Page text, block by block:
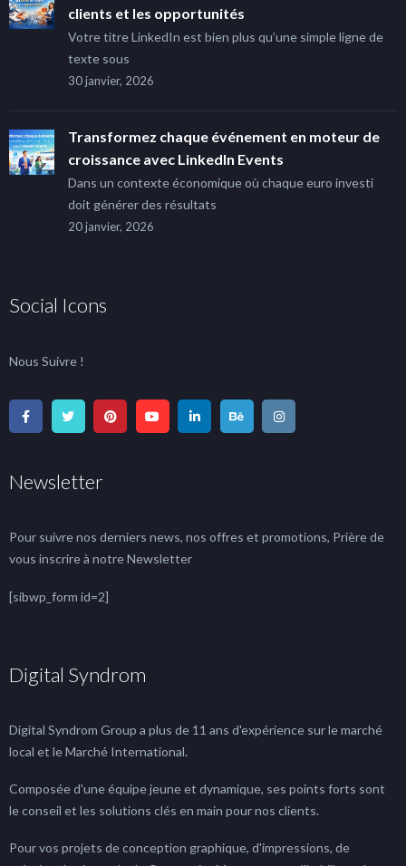
clients et les opportunités
Votre titre LinkedIn est bien plus qu’une simple ligne de
texte sous
30 janvier, 2026
Transformez chaque événement en moteur de
croissance avec LinkedIn Events
Dans un contexte économique où chaque euro investi
doit générer des résultats
20 janvier, 2026
Social Icons
Nous Suivre !
Newsletter
Pour suivre nos derniers news, nos offres et promotions, Prière de
vous inscrire à notre Newsletter
[sibwp_form id=2]
Digital Syndrom
Digital Syndrom Group a plus de 11 ans d'expérience sur le marché
local et le Marché International.
Composée d'une équipe jeune et dynamique, ses points forts sont
le conseil et les solutions clés en main pour nos clients.
Pour vos projets de conception graphique, d'impressions, de